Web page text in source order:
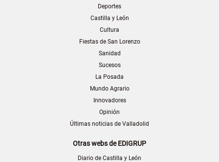
Deportes
Castilla y León
Cultura
Fiestas de San Lorenzo
Sanidad
Sucesos
La Posada
Mundo Agrario
Innovadores
Opinión
Últimas noticias de Valladolid
Otras webs de EDIGRUP
Diario de Castilla y León